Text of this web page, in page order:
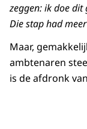
zeggen: ik doe
Die stap had
Maar,
ambtenaren
is de afdronk